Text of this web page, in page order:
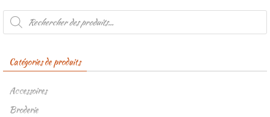
Recherche
produits
Catégories de produits
Accessoires
Broderie